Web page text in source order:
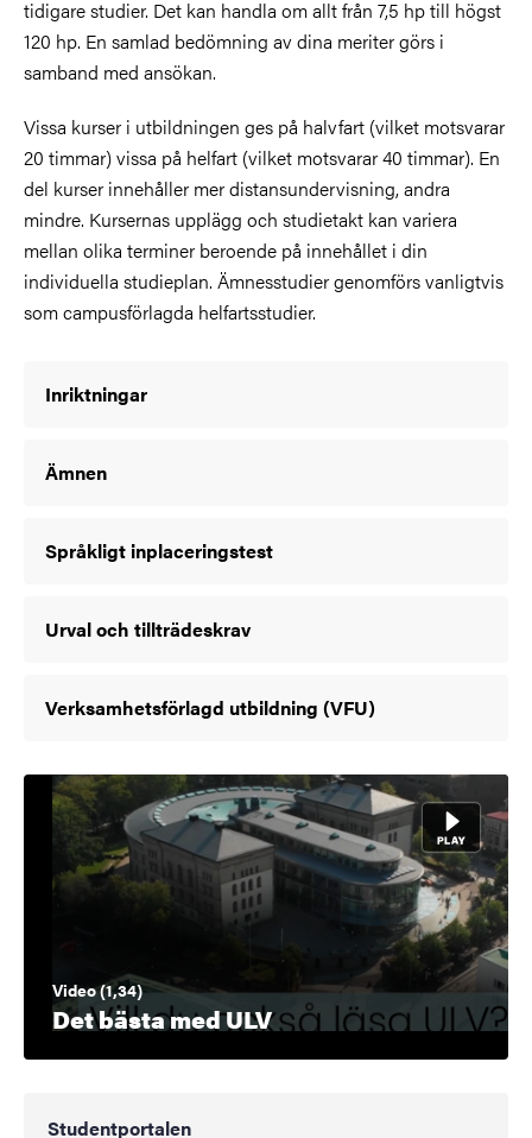
tidigare studier. Det kan handla om allt från 7,5 hp till högst
120 hp. En samlad bedömning av dina meriter görs i
samband med ansökan.
Vissa kurser i utbildningen ges på halvfart (vilket motsvarar
20 timmar) vissa på helfart (vilket motsvarar 40 timmar). En
del kurser innehåller mer distansundervisning, andra
mindre. Kursernas upplägg och studietakt kan variera
mellan olika terminer beroende på innehållet i din
individuella studieplan. Ämnesstudier genomförs vanligtvis
som campusförlagda helfartsstudier.
Inriktningar
Ämnen
Språkligt inplaceringstest
Urval och tillträdeskrav
Verksamhetsförlagd utbildning (VFU)
Video (1,34)
Det bästa med ULV
Studentportalen